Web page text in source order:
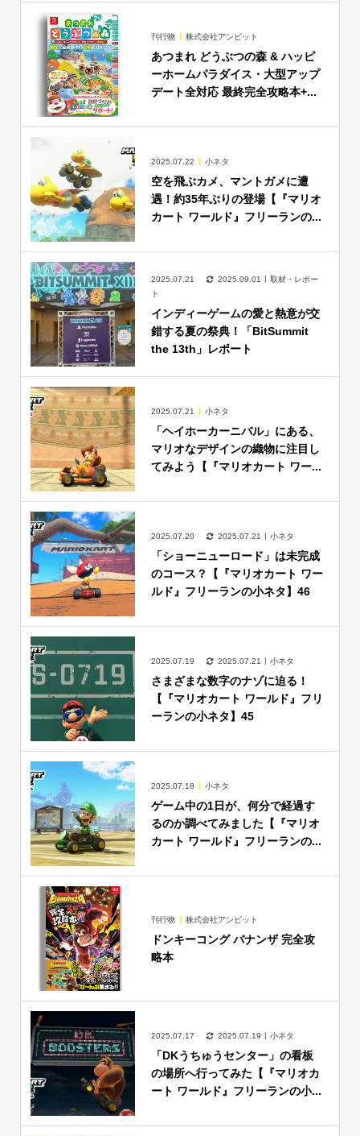
刊行物 株式会社アンビット
あつまれ どうぶつの森 & ハッピ
ーホームパラダイス・大型アップ
デート全対応 最終完全攻略本+...
2025.07.22 小ネタ
空を飛ぶカメ、マントガメに遭
遇！約35年ぶりの登場【『マリオ
カート ワールド』フリーランの...
2025.07.21 2025.09.01
取材・レポー
ト
インディーゲームの愛と熱意が交
錯する夏の祭典！「BitSummit
the 13th」レポート
2025.07.21 小ネタ
「ヘイホーカーニバル」にある、
マリオなデザインの織物に注目し
てみよう【『マリオカート ワー...
2025.07.20 2025.07.21 小ネタ
「ショーニューロード」は未完成
のコース？【『マリオカート ワー
ルド』フリーランの小ネタ】46
2025.07.19 2025.07.21 小ネタ
さまざまな数字のナゾに迫る！
【『マリオカート ワールド』フリ
ーランの小ネタ】45
2025.07.18 小ネタ
ゲーム中の1日が、何分で経過す
るのか調べてみました【『マリオ
カート ワールド』フリーランの...
刊行物 株式会社アンビット
ドンキーコング バナンザ 完全攻
略本
2025.07.17 2025.07.19 小ネタ
「DKうちゅうセンター」の看板
の場所へ行ってみた【『マリオカ
ート ワールド』フリーランの小...